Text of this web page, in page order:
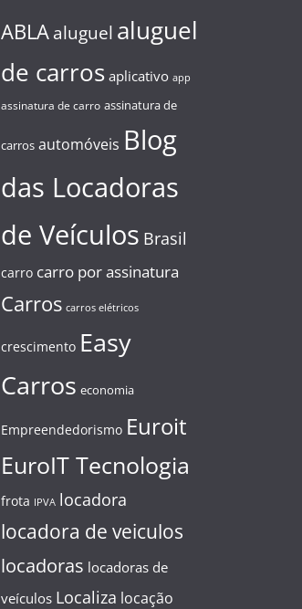
ABLA aluguel aluguel
de carros aplicativo app
assinatura de carro assinatura de
carros automóveis Blog
das Locadoras
de Veículos Brasil
carro carro por assinatura
Carros carros elétricos
crescimento Easy
Carros economia
Empreendedorismo Euroit
EuroIT Tecnologia
frota IPVA locadora
locadora de veiculos
locadoras locadoras de
veículos Localiza locação